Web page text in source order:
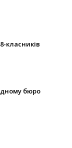
класників
бюро